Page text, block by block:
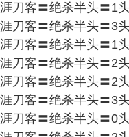
刀客〓绝杀半头〓1
刀客〓绝杀半头〓3
刀客〓绝杀半头〓1
刀客〓绝杀半头〓2
刀客〓绝杀半头〓2
刀客〓绝杀半头〓3
刀客〓绝杀半头〓0